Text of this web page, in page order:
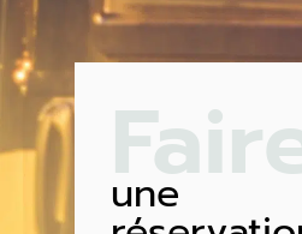
une